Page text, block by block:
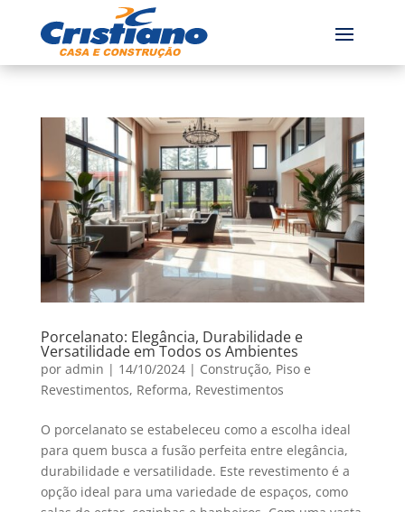
Porcelanato: Elegância, Durabilidade e
Versatilidade em Todos os Ambientes
por admin | 14/10/2024| Construção, Piso e
Revestimentos, Reforma, Revestimentos
O porcelanato se estabeleceu como a escolha ideal
para quem busca a fusão perfeita entre elegância,
durabilidade e versatilidade. Este revestimento é a
opção ideal para uma variedade de espaços, como